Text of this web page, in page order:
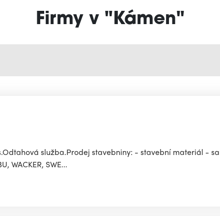
Firmy v "Kámen"
služba.Prodej stavebniny: - stavební materiál -
WACKER, SWE...